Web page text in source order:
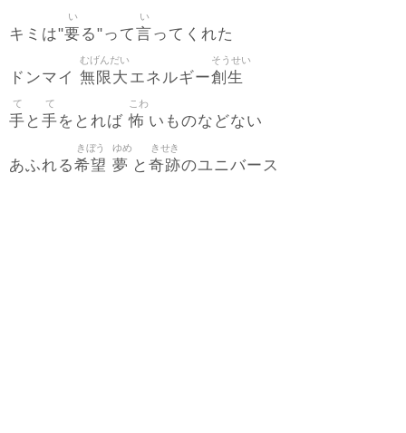
キミは"要
い
る"って言
い
ってくれた
ドンマイ 無限大
むげんだい
エネルギー創生
そうせい
手
て
と 手
て
をとれば怖
こわ
いものなどない
あふれる希望
きぼう
夢
ゆめ
と 奇跡
きせき
のユニバース